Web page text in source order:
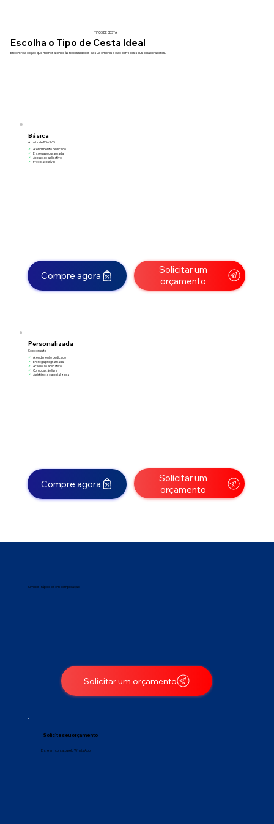
TIPOS DE CESTA
Escolha o Tipo de Cesta Ideal
Encontre a opção que melhor atende às necessidades da sua empresa e ao perfil dos seus colaboradores.
Básica
A partir de R$63,65
✓Atendimento dedicado
✓Entrega programada
✓Acesso ao aplicativo
✓Preço acessível
Compre agora
Solicitar um
orçamento
Personalizada
Sob consulta
✓Atendimento dedicado
✓Entrega programada
✓Acesso ao aplicativo
✓Composição livre
✓Assistência especializada
Compre agora
Solicitar um
orçamento
Simples, rápido e sem complicação
Solicitar um orçamento
Solicite seu orçamento
Entre em contato pelo WhatsApp